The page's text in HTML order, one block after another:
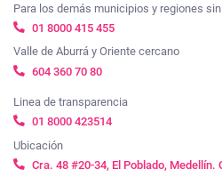
Para los demás municipios y regiones
01 8000 415 455
Valle de Aburrá y Oriente cercano
604 360 70 80
Linea de transparencia
01 8000 423514
Ubicación
Cra. 48 #20-34, El Poblado, Medellín.